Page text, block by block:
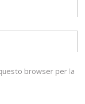
browser per la